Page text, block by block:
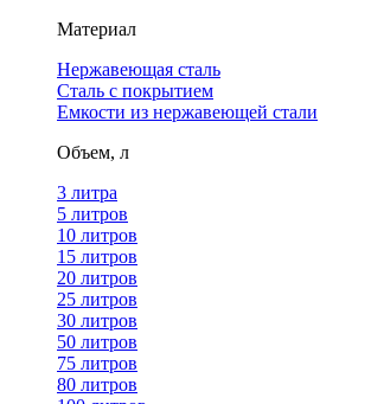
Материал
Нержавеющая сталь
Сталь с покрытием
Емкости из нержавеющей стали
Объем, л
3 литра
5 литров
10 литров
15 литров
20 литров
25 литров
30 литров
50 литров
75 литров
80 литров